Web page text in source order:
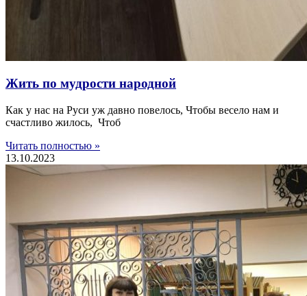
Жить по мудрости народной
Как у нас на Руси уж давно повелось, Чтобы весело нам и
счастливо жилось, Чтоб
Читать полностью »
13.10.2023